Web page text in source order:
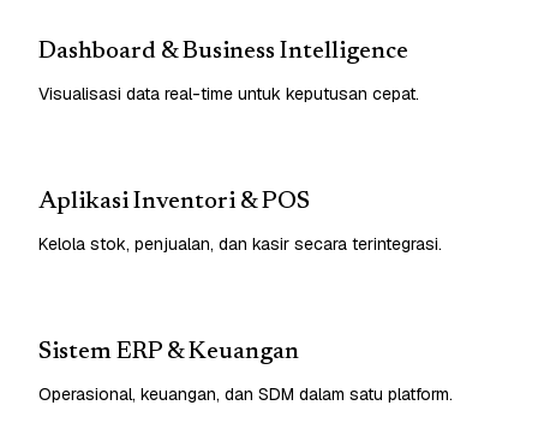
Dashboard & Business Intelligence
Visualisasi data real-time untuk keputusan cepat.
Aplikasi Inventori & POS
Kelola stok, penjualan, dan kasir secara terintegrasi.
Sistem ERP & Keuangan
Operasional, keuangan, dan SDM dalam satu platform.